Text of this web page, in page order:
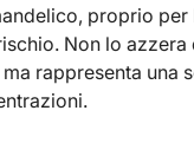
proprio
Non lo
rappresenta una